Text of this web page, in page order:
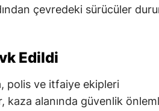
çevredeki sürücüler
Edildi
polis ve itfaiye ekipleri
kaza alanında güvenlik